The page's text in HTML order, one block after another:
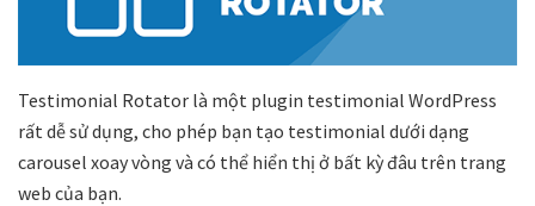
Testimonial Rotator là một plugin testimonial WordPress
rất dễ sử dụng, cho phép bạn tạo testimonial dưới dạng
carousel xoay vòng và có thể hiển thị ở bất kỳ đâu trên trang
web của bạn.